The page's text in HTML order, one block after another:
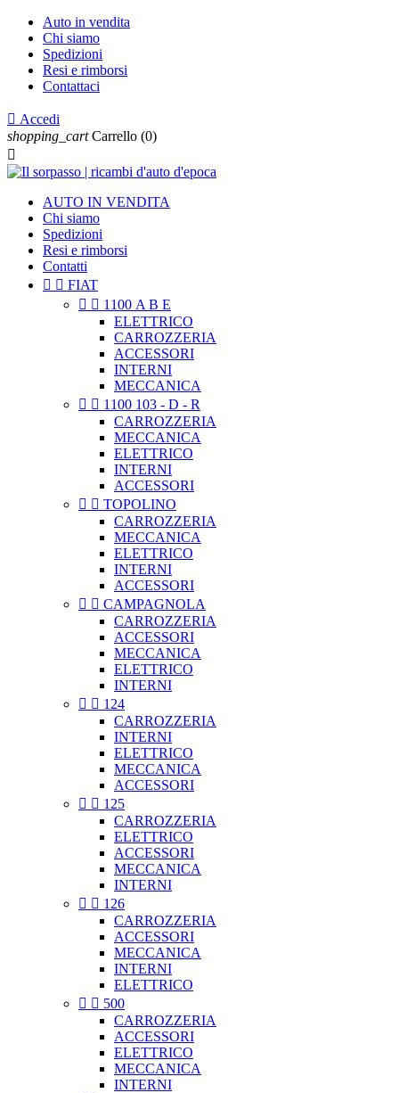
Auto in vendita
Chi siamo
Spedizioni
Resi e rimborsi
Contattaci
 Accedi
shopping_cart Carrello (0)

AUTO IN VENDITA
Chi siamo
Spedizioni
Resi e rimborsi
Contatti
  FIAT
  1100 A B E
ELETTRICO
CARROZZERIA
ACCESSORI
INTERNI
MECCANICA
  1100 103 - D - R
CARROZZERIA
MECCANICA
ELETTRICO
INTERNI
ACCESSORI
  TOPOLINO
CARROZZERIA
MECCANICA
ELETTRICO
INTERNI
ACCESSORI
  CAMPAGNOLA
CARROZZERIA
ACCESSORI
MECCANICA
ELETTRICO
INTERNI
  124
CARROZZERIA
INTERNI
ELETTRICO
MECCANICA
ACCESSORI
  125
CARROZZERIA
ELETTRICO
ACCESSORI
MECCANICA
INTERNI
  126
CARROZZERIA
ACCESSORI
MECCANICA
INTERNI
ELETTRICO
  500
CARROZZERIA
ACCESSORI
ELETTRICO
MECCANICA
INTERNI